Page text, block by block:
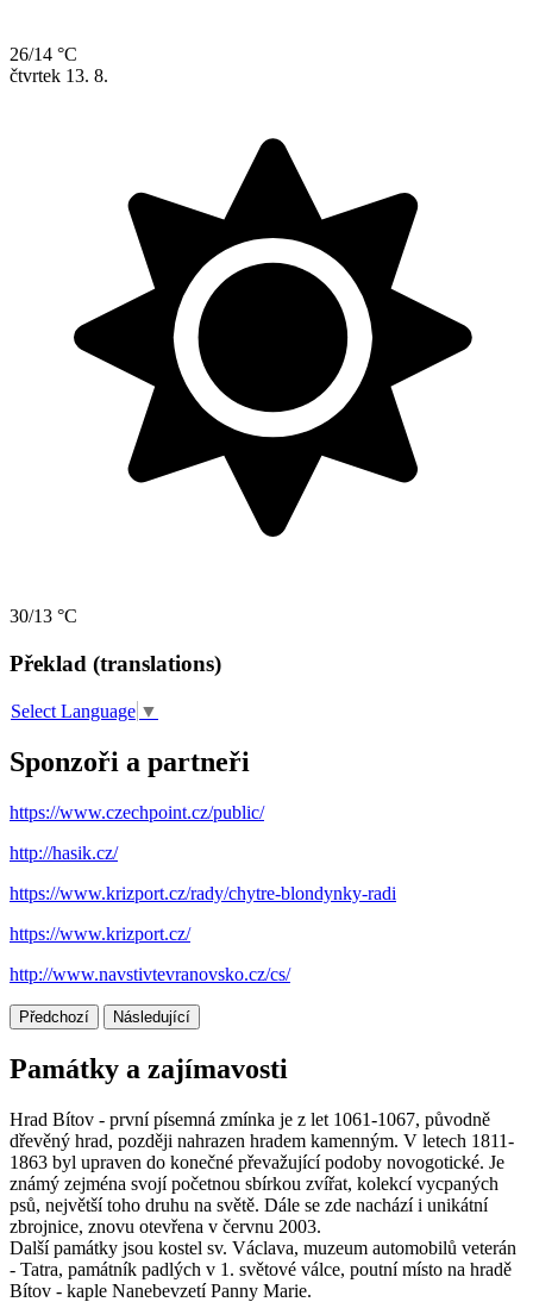
26/14 °C
čtvrtek 13. 8.
30/13 °C
Překlad (translations)
Select Language ▼
Sponzoři a partneři
https://www.czechpoint.cz/public/
http://hasik.cz/
https://www.krizport.cz/rady/chytre-blondynky-radi
https://www.krizport.cz/
http://www.navstivtevranovsko.cz/cs/
Předchozí Následující
Památky a zajímavosti
Hrad Bítov - první písemná zmínka je z let 1061-1067, původně
dřevěný hrad, později nahrazen hradem kamenným. V letech 1811-
1863 byl upraven do konečné převažující podoby novogotické. Je
známý zejména svojí početnou sbírkou zvířat, kolekcí vycpaných
psů, největší toho druhu na světě. Dále se zde nachází i unikátní
zbrojnice, znovu otevřena v červnu 2003.
Další památky jsou kostel sv. Václava, muzeum automobilů veterán
- Tatra, památník padlých v 1. světové válce, poutní místo na hradě
Bítov - kaple Nanebevzetí Panny Marie.